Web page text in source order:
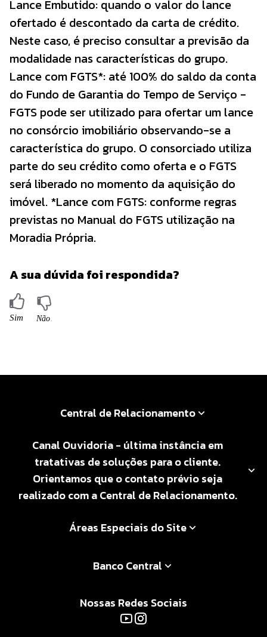
Lance Embutido: quando o valor do lance
ofertado é descontado da carta de crédito.
Neste caso, é preciso consultar a previsão da
modalidade nas características do grupo.
Lance com FGTS*: até 100% do saldo da conta
do Fundo de Garantia do Tempo de Serviço -
FGTS pode ser utilizado para ofertar um lance
no consórcio imobiliário observando-se a
característica do grupo. O consorciado utiliza
parte do seu crédito como oferta e o FGTS
será liberado no momento da aquisição do
imóvel. *Lance com FGTS: conforme regras
previstas no Manual do FGTS utilização na
Moradia Própria.
A sua dúvida foi respondida?
Central de Relacionamento
Canal Ouvidoria - última instância em
tratativas de soluções para o cliente.
Orientamos que o contato prévio seja
realizado com a Central de Relacionamento.
Áreas Especiais do Site
Banco Central
Nossas Redes Sociais